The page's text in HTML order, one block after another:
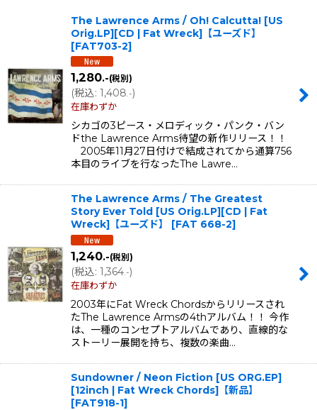
並び順:
The Lawrence Arms / Oh! Calcutta! [US
Orig.LP][CD | Fat Wreck]【ユーズド】
[FAT703-2]
1,280.-(税別)
(税込: 1,408.-)
在庫わずか
シカゴの3ピース・メロディック・パンク・バン
ドthe Lawrence Arms待望の新作リリース！！
2005年11月27日付けで結成されてから通算756
本目のライブを行なったThe Lawre…
The Lawrence Arms / The Greatest
Story Ever Told [US Orig.LP][CD | Fat
Wreck]【ユーズド】
[FAT 668-2]
1,240.-(税別)
(税込: 1,364 .-)
在庫わずか
2003年にFat Wreck Chordsからリリースされ
たThe Lawrence Armsの4thアルバム！！ 今作
は、一種のコンセプトアルバムであり、直線的な
ストーリー展開を持ち、複数の楽曲…
Sundowner / Neon Fiction [US ORG.EP]
[12inch | Fat Wreck Chords]【新品】
[FAT918-1]